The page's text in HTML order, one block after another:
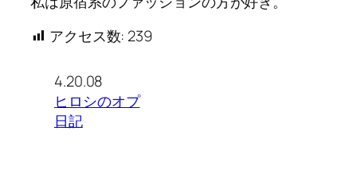
アクセス数: 239
4.20.08
ヒロシのオプ
日記